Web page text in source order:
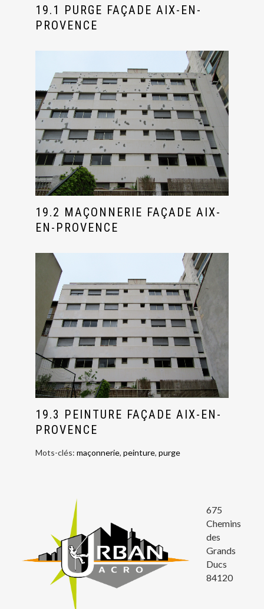
19.1 PURGE FAÇADE AIX-EN-
PROVENCE
19.2 MAÇONNERIE FAÇADE AIX-
EN-PROVENCE
19.3 PEINTURE FAÇADE AIX-EN-
PROVENCE
Mots-clés: maçonnerie, peinture, purge
675
Chemins
des
Grands
Ducs
84120